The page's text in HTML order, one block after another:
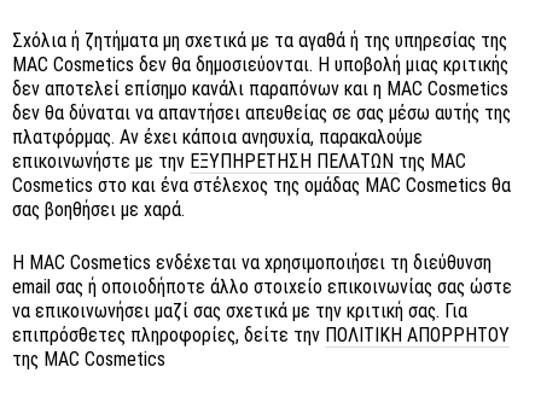
Σχόλια ή ζητήματα μη σχετικά με τα αγαθά ή της υπηρεσίας της
MAC Cosmetics δεν θα δημοσιεύονται. Η υποβολή μιας κριτικής
δεν αποτελεί επίσημο κανάλι παραπόνων και η MAC Cosmetics
δεν θα δύναται να απαντήσει απευθείας σε σας μέσω αυτής της
πλατφόρμας. Αν έχει κάποια ανησυχία, παρακαλούμε
επικοινωνήστε με την ΕΞΥΠΗΡΈΤΗΣΗ ΠΕΛΑΤΏΝ της MAC
Cosmetics στο και ένα στέλεχος της ομάδας MAC Cosmetics θα
σας βοηθήσει με χαρά.
Η MAC Cosmetics ενδέχεται να χρησιμοποιήσει τη διεύθυνση
email σας ή οποιοδήποτε άλλο στοιχείο επικοινωνίας σας ώστε
να επικοινωνήσει μαζί σας σχετικά με την κριτική σας. Για
επιπρόσθετες πληροφορίες, δείτε την ΠΟΛΙΤΙΚΉ ΑΠΟΡΡΉΤΟΥ
της MAC Cosmetics